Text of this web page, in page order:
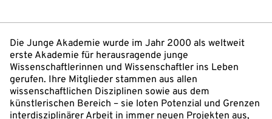
Die Junge Akademie wurde im Jahr 2000 als weltweit
erste Akademie für herausragende junge
Wissenschaftlerinnen und Wissenschaftler ins Leben
gerufen. Ihre Mitglieder stammen aus allen
wissenschaftlichen Disziplinen sowie aus dem
künstlerischen Bereich – sie loten Potenzial und Grenzen
interdisziplinärer Arbeit in immer neuen Projekten aus,